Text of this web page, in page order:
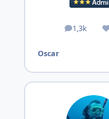
1,3k
Inlägg
Oscar